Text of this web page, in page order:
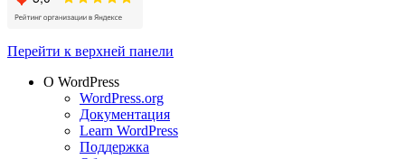
Перейти к верхней панели
О WordPress
WordPress.org
Документация
Learn WordPress
Поддержка